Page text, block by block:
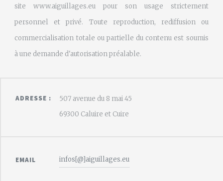
site www.aiguillages.eu pour son usage strictement
personnel et privé. Toute reproduction, rediffusion ou
commercialisation totale ou partielle du contenu est soumis
à une demande d'autorisation préalable.
ADRESSE :
507 avenue du 8 mai 45
69300 Caluire et Cuire
EMAIL infos[@]aiguillages.eu